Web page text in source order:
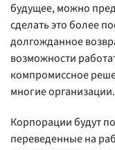
будущее, можно
сделать это более
долгожданное
возможности
компромиссное
многие организации.
Корпорации будут
переведенные на